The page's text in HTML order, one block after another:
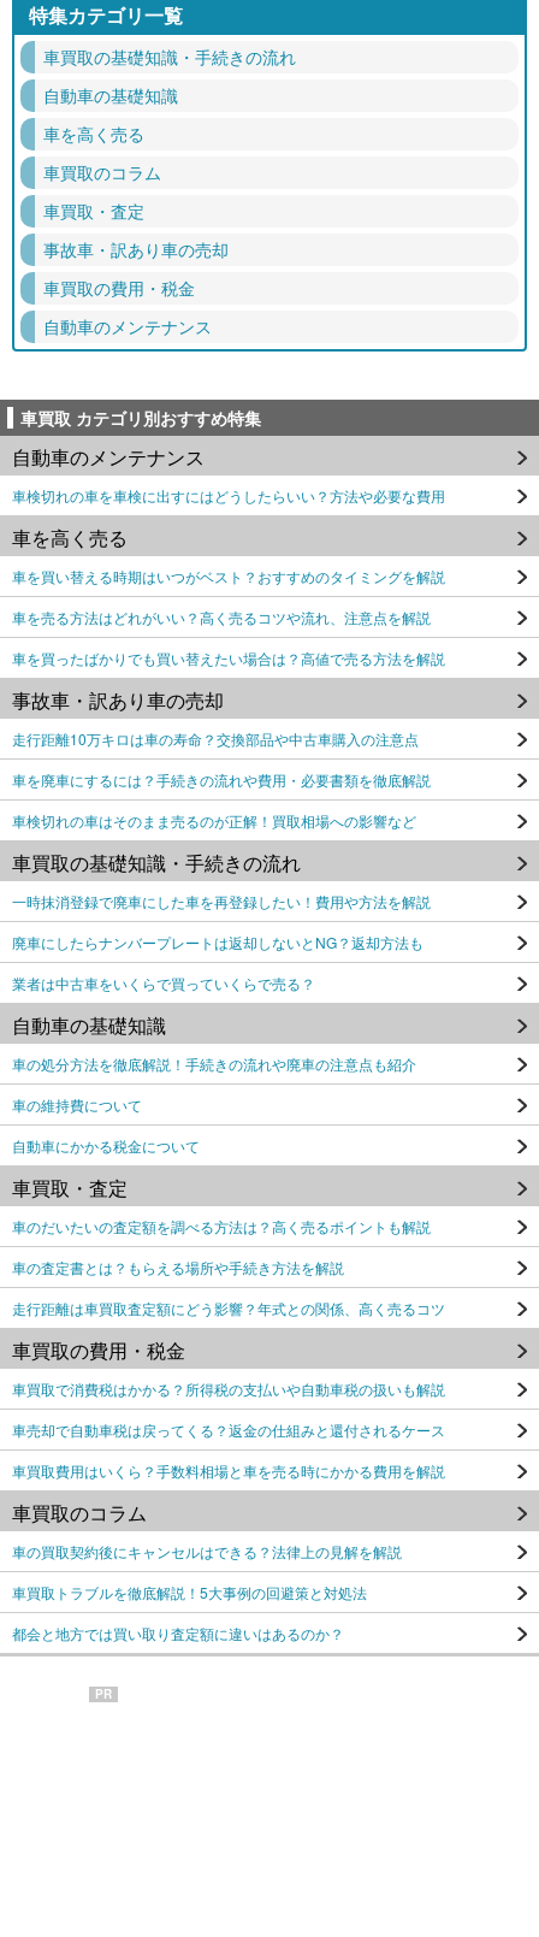
特集カテゴリ一覧
車買取の基礎知識・手続きの流れ
自動車の基礎知識
車を高く売る
車買取のコラム
車買取・査定
事故車・訳あり車の売却
車買取の費用・税金
自動車のメンテナンス
車買取 カテゴリ別おすすめ特集
自動車のメンテナンス
車検切れの車を車検に出すにはどうしたらいい？方法や必要な費用
車を高く売る
車を買い替える時期はいつがベスト？おすすめのタイミングを解説
車を売る方法はどれがいい？高く売るコツや流れ、注意点を解説
車を買ったばかりでも買い替えたい場合は？高値で売る方法を解説
事故車・訳あり車の売却
走行距離10万キロは車の寿命？交換部品や中古車購入の注意点
車を廃車にするには？手続きの流れや費用・必要書類を徹底解説
車検切れの車はそのまま売るのが正解！買取相場への影響など
車買取の基礎知識・手続きの流れ
一時抹消登録で廃車にした車を再登録したい！費用や方法を解説
廃車にしたらナンバープレートは返却しないとNG？返却方法も
業者は中古車をいくらで買っていくらで売る？
自動車の基礎知識
車の処分方法を徹底解説！手続きの流れや廃車の注意点も紹介
車の維持費について
自動車にかかる税金について
車買取・査定
車のだいたいの査定額を調べる方法は？高く売るポイントも解説
車の査定書とは？もらえる場所や手続き方法を解説
走行距離は車買取査定額にどう影響？年式との関係、高く売るコツ
車買取の費用・税金
車買取で消費税はかかる？所得税の支払いや自動車税の扱いも解説
車売却で自動車税は戻ってくる？返金の仕組みと還付されるケース
車買取費用はいくら？手数料相場と車を売る時にかかる費用を解説
車買取のコラム
車の買取契約後にキャンセルはできる？法律上の見解を解説
車買取トラブルを徹底解説！5大事例の回避策と対処法
都会と地方では買い取り査定額に違いはあるのか？
PR